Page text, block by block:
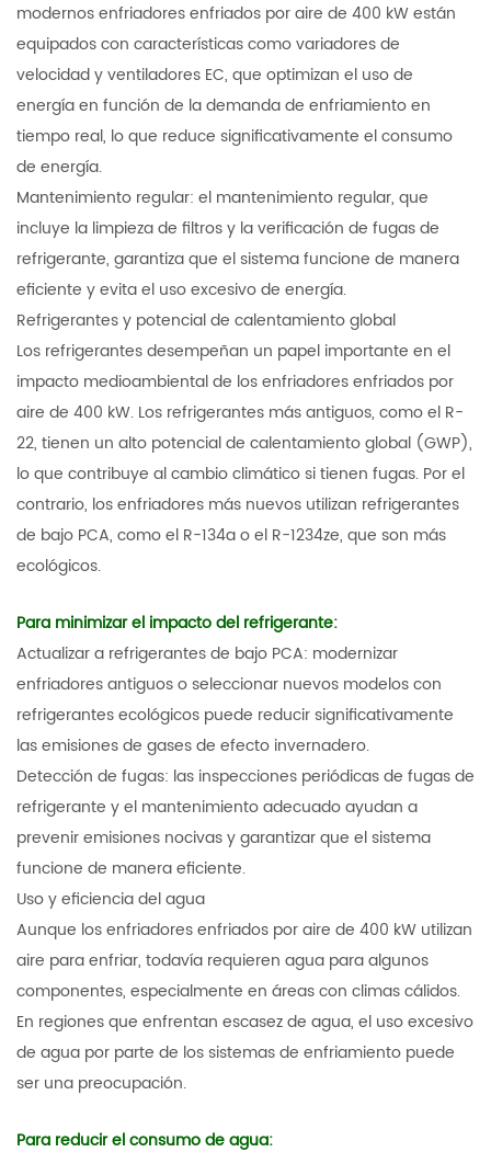
modernos enfriadores enfriados por aire de 400 kW están
equipados con características como variadores de
velocidad y ventiladores EC, que optimizan el uso de
energía en función de la demanda de enfriamiento en
tiempo real, lo que reduce significativamente el consumo
de energía.
Mantenimiento regular: el mantenimiento regular, que
incluye la limpieza de filtros y la verificación de fugas de
refrigerante, garantiza que el sistema funcione de manera
eficiente y evita el uso excesivo de energía.
Refrigerantes y potencial de calentamiento global
Los refrigerantes desempeñan un papel importante en el
impacto medioambiental de los enfriadores enfriados por
aire de 400 kW. Los refrigerantes más antiguos, como el R-
22, tienen un alto potencial de calentamiento global (GWP),
lo que contribuye al cambio climático si tienen fugas. Por el
contrario, los enfriadores más nuevos utilizan refrigerantes
de bajo PCA, como el R-134a o el R-1234ze, que son más
ecológicos.
Para minimizar el impacto del refrigerante:
Actualizar a refrigerantes de bajo PCA: modernizar
enfriadores antiguos o seleccionar nuevos modelos con
refrigerantes ecológicos puede reducir significativamente
las emisiones de gases de efecto invernadero.
Detección de fugas: las inspecciones periódicas de fugas de
refrigerante y el mantenimiento adecuado ayudan a
prevenir emisiones nocivas y garantizar que el sistema
funcione de manera eficiente.
Uso y eficiencia del agua
Aunque los enfriadores enfriados por aire de 400 kW utilizan
aire para enfriar, todavía requieren agua para algunos
componentes, especialmente en áreas con climas cálidos.
En regiones que enfrentan escasez de agua, el uso excesivo
de agua por parte de los sistemas de enfriamiento puede
ser una preocupación.
Para reducir el consumo de agua: